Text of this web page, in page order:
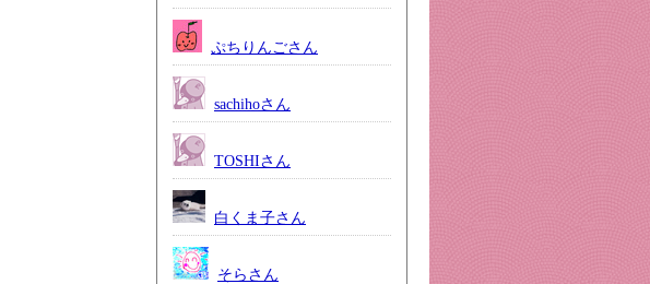
ぷちりんごさん
sachihoさん
TOSHIさん
白くま子さん
そらさん